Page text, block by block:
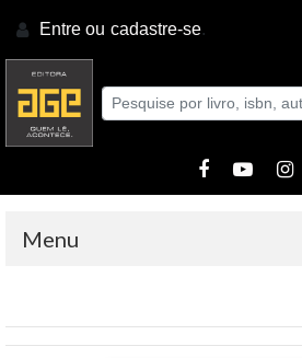
Entre ou cadastre-se.
Menu